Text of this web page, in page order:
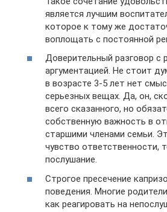
является лучшим
которое к тому же
воплощать с постоянной
Доверительный разговор с
аргументацией. Не стоит
в возрасте 3-5 лет нет
серьезных вещах. Да, он,
всего сказанного, но
собственную важность в
старшими членами семьи.
чувство ответственности,
послушание.
Строгое пресечение
поведения. Многие
как реагировать на